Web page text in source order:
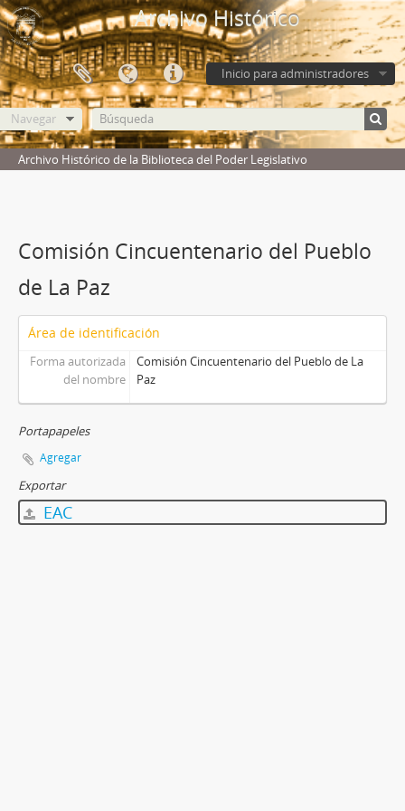
Archivo Histórico
Inicio para administradores
Navegar
Archivo Histórico de la Biblioteca del Poder Legislativo
Comisión Cincuentenario del Pueblo
de La Paz
Área de identificación
Forma autorizada
del nombre
Comisión Cincuentenario del Pueblo de La
Paz
Portapapeles
Agregar
Exportar
EAC